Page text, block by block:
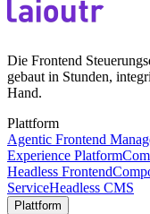
Die Frontend
gebaut in Stunden,
Hand.
Plattform
Agentic Frontend
Experience Platform
Headless Frontend
ServiceHeadless CMS
Plattform